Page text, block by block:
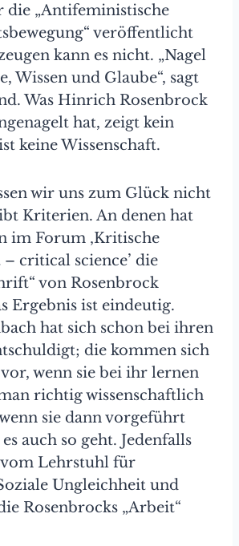
die „Antifeministische
veröffentlicht
kann es nicht. „Nagel
Wissen und Glaube“, sagt
Was Hinrich Rosenbrock
hat, zeigt kein
keine Wissenschaft.
wir uns zum Glück nicht
Kriterien. An denen hat
im Forum ‚Kritische
– critical science’ die
von Rosenbrock
Ergebnis ist eindeutig.
hat sich schon bei ihren
die kommen sich
wenn sie bei ihr lernen
richtig wissenschaftlich
sie dann vorgeführt
auch so geht. Jedenfalls
Lehrstuhl für
Ungleichheit und
Rosenbrocks „Arbeit“